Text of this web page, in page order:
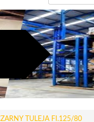
TULEJA FI.125/80